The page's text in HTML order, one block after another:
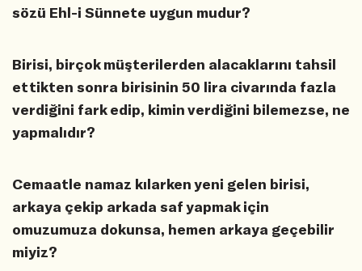
sözü Ehl-i Sünnete uygun mudur?
Birisi, birçok müşterilerden alacaklarını tahsil
ettikten sonra birisinin 50 lira civarında fazla
verdiğini fark edip, kimin verdiğini bilemezse, ne
yapmalıdır?
Cemaatle namaz kılarken yeni gelen birisi,
arkaya çekip arkada saf yapmak için
omuzumuza dokunsa, hemen arkaya geçebilir
miyiz?